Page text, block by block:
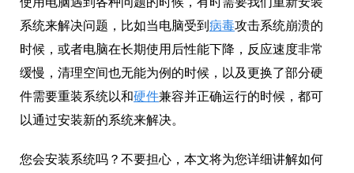
系统来解决问题，比如当电脑受到 病毒攻击系统崩溃的
时候，或者电脑在长期使用后性能下降，反应速度非常
缓慢，清理空间也无能为例的时候，以及更换了部分硬
件需要重装系统以和硬件兼容并正确运行的时候，都可
以通过安装新的系统来解决。
您会安装系统吗？不要担心，本文将为您详细讲解如何